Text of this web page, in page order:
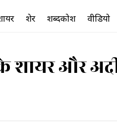
शायर और
शेर शब्दकोश वीडियो